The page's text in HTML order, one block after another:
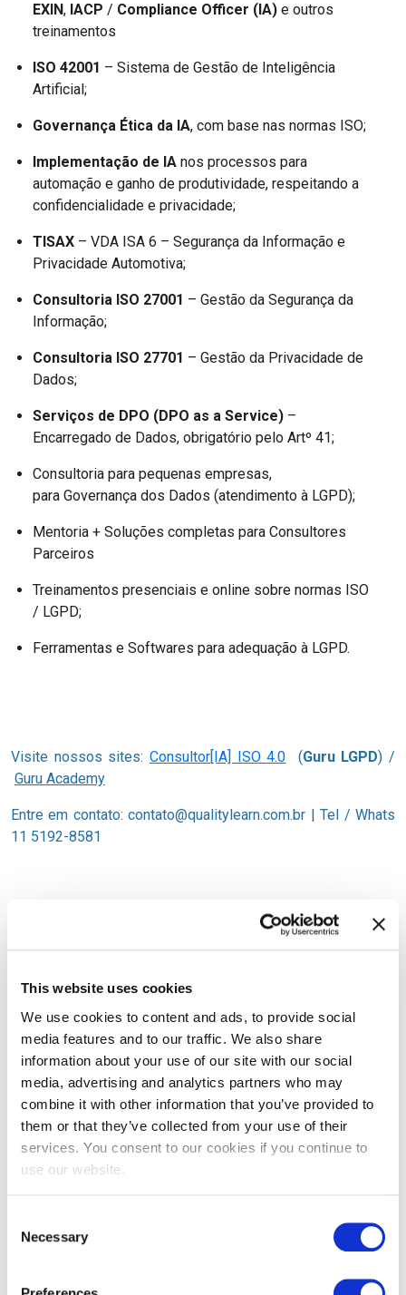
This website uses cookies
We use cookies to content and ads, to provide social
media features and to our traffic. We also share
information about your use of our site with our social
media, advertising and analytics partners who may
combine it with other information that you’ve provided to
them or that they’ve collected from your use of their
services. You consent to our cookies if you continue to
use our website.
Selection
Necessary
EXIN, IACP / Compliance Officer (IA) e outros
treinamentos
ISO 42001 – Sistema de Gestão de Inteligência
Artificial;
Governança Ética da IA, com base nas normas ISO;
Implementação de IA nos processos para
automação e ganho de produtividade, respeitando a
confidencialidade e privacidade;
TISAX – VDA ISA 6 – Segurança da Informação e
Privacidade Automotiva;
Consultoria ISO 27001 – Gestão da Segurança da
Informação;
Consultoria ISO 27701 – Gestão da Privacidade de
Dados;
Serviços de DPO (DPO as a Service) –
Encarregado de Dados, obrigatório pelo Artº 41;
Consultoria para pequenas empresas,
para Governança dos Dados (atendimento à LGPD);
Mentoria + Soluções completas para Consultores
Parceiros
Treinamentos presenciais e online sobre normas ISO
/ LGPD;
Ferramentas e Softwares para adequação à LGPD.
Visite nossos sites: Consultor[IA] ISO 4.0 (Guru LGPD) /
Guru Academy
Entre em contato: contato@qualitylearn.com.br | Tel / Whats
11 5192-8581
EXIN BCS Artificial Intelligence
Essentials